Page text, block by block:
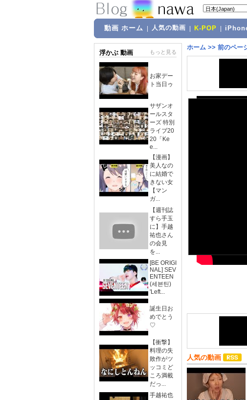
動画 ホーム 人気の動画 K-POP
浮かぶ 動画 もっと見る
お家デー
ト当日ゥ
サザンオ
ールスタ
ーズ 特別
ライブ20
20「Ke
e...
【漫画】
美人なの
に結婚で
きない女
【マン
ガ...
【週刊誌
すら手玉
に】手越
祐也さん
の会見
を...
[BE ORIGI
NAL] SEV
ENTEEN
(세븐틴)
'Left...
誕生日お
めでとう
♡
【衝撃】
料理の失
敗作がツ
ッコミど
ころ満載
だっ...
手越祐也
ホーム >> 前のペー
人気の動画